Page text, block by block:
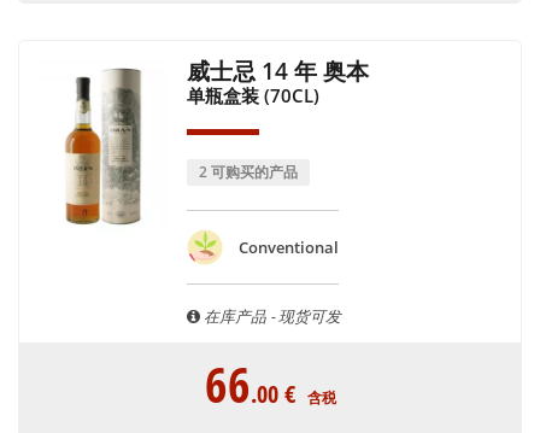
威士忌 14 年 奥本
单瓶盒装 (70CL)
2 可购买的产品
Conventional
在库产品 - 现货可发
66.00€ 含税